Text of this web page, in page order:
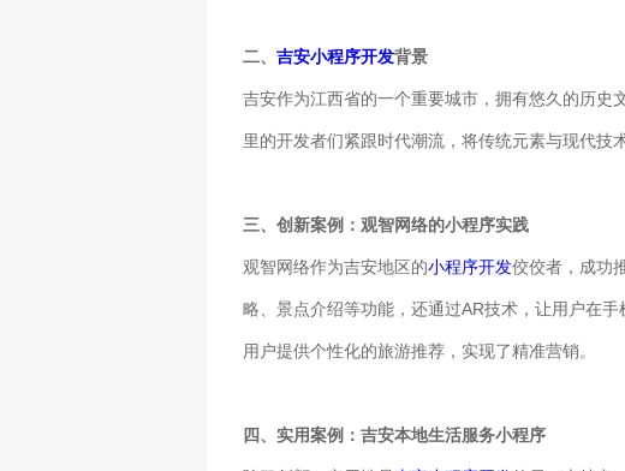
二、 吉安小程序开发背景
吉安作为江西省的一个重要城市，拥有悠久的历史
里的开发者们紧跟时代潮流，将传统元素与现代技
三、创新案例：观智网络的小程序实践
观智网络作为吉安地区的小程序开发佼佼者，成功
略、景点介绍等功能，还通过AR技术，让用户在
用户提供个性化的旅游推荐，实现了精准营销。
四、实用案例：吉安本地生活服务小程序